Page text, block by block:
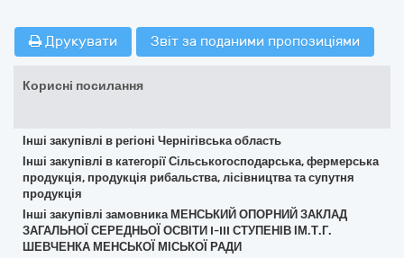
Друкувати Звіт за поданими пропозиціями
Корисні посилання
Інші закупівлі в регіоні Чернігівська область
Інші закупівлі в категорії Сільськогосподарська, фермерська
продукція, продукція рибальства, лісівництва та супутня
продукція
Інші закупівлі замовника МЕНСЬКИЙ ОПОРНИЙ ЗАКЛАД
ЗАГАЛЬНОЇ СЕРЕДНЬОЇ ОСВІТИ I-III СТУПЕНІВ ІМ.Т.Г.
ШЕВЧЕНКА МЕНСЬКОЇ МІСЬКОЇ РАДИ